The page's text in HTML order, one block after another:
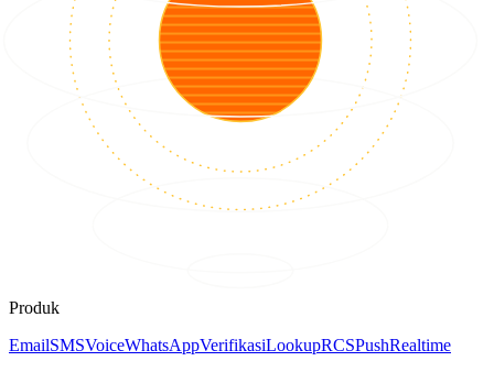
Produk
EmailSMSVoiceWhatsAppVerifikasiLookupRCSPushRealtime